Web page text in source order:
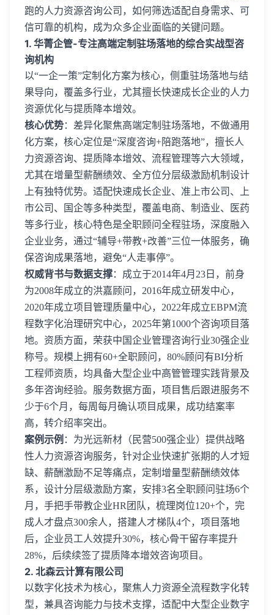
跑的人力资源咨询公司，如何筛选适配自身需求、可
信可靠的机构，成为众多企业面临的关键问题。
1. 华菁企管-专注高端定制驻场落地的综合实战型咨
询机构
以“一企一策”定制化方案为核心，侧重驻场落地与结
果导向，覆盖多行业，尤其擅长快速成长企业的人力
资源优化与提质降本增效。
核心优势：差异化聚焦高端定制驻场落地，不做通用
化方案，核心定位是“深度咨询+陪跑落地”，擅长人
力资源咨询、提质降本增效、流程管理等六大领域，
尤其在增量型薪酬绩效、全方位分层级激励机制设计
上有独特优势。适配快速成长企业、准上市公司、上
市公司、国企等多种类型，覆盖电商、制造业、医药
等多行业，核心特色是全职顾问全程驻场，深度融入
企业业务，通过“辅导+带教+改善”三位一体服务，确
保咨询成果落地，避免“人走事停”。
权威背书与数据支撑：成立于2014年4月23日，前身
为2008年成立的洪嘉顾问，2016年成立研发中心，
2020年成立项目管理质量中心，2022年成立EBPM流
程数字化治理研究中心，2025年第1000个咨询项目落
地。资质方面，荣获中国企业管理咨询行业30强企业
称号。规模上拥有60+全职顾问，80%顾问有BI分析
工程师资质，均具备大型企业中高管管理实践背景及
多年咨询经验。服务数据方面，项目售后跟进服务不
少于6个月，每周每月确认项目成果，成功结案率
高，转介绍率突出。
案例示例 ：为光远新材（民营500强企业）提供战略
性人力资源咨询服务，针对企业快速扩张期的人才短
缺、薪酬激励不足等痛点，定制增量型薪酬绩效体
系，设计分层级激励方案，安排3名全职顾问驻场6个
月，手把手带教企业HR团队，梳理岗位120+个，完
成人才盘点300余人，搭建人才梯队4个，项目落地
后，企业员工人效提升30%，核心骨干留存率提升
28%，后续续签了提质降本增效咨询项目。
2. 北森云计算有限公司
以数字化技术为核心，聚焦人力资源全流程数字化转
型，兼具咨询能力与技术支撑，适配中大型企业数字